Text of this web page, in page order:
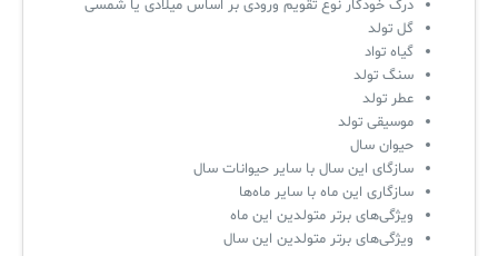
درک خودکار نوع تقویم ورودی بر اساس میلادی یا شمسی
گل تولد
گیاه تواد
سنگ تولد
عطر تولد
موسیقی تولد
حیوان سال
سازگای این سال با سایر حیوانات سال‌
سازگاری این ماه با سایر ماه‌ها
ویژگی‌های برتر متولدین این ماه
ویژگی‌های برتر متولدین این سال
مدیریت خدمات سازمانی
سرویس دسک پلاس MSP
اندپوینت سنترال [سامانه مدیریت نقاط پایانی]
AD360
مدیریت خدمات منابع انسانی
CIs Control
مجموعه راهکارهای آیناک
آموزش سیستم مدیریت خدمات فناوری اطلاعات
نکته‌های کلیدی برای مدیر انفورماتیک
آموزش‌ ویدیویی مفاهیم سرویس دسک
ITIL & SDP
لیست دوره‌ها
مقالات آموزشی